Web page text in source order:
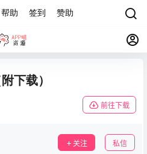
帮助 签到 赞助
下载）
前往下载
关注 私信